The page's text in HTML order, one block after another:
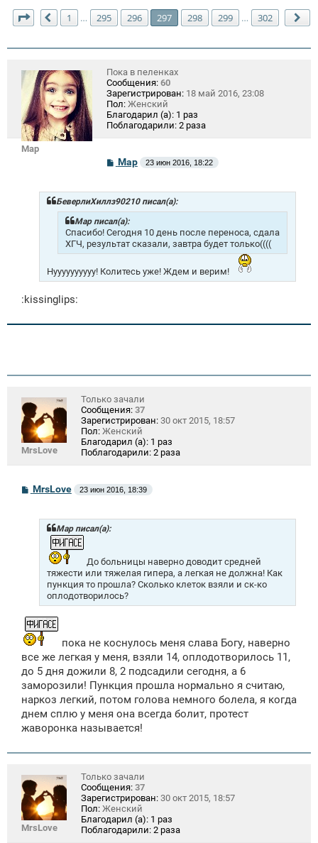
Страница 297 из302
Пред.
1 … 295 296 297 298 299 … 302
Mар
Пока в пеленках
Сообщения: 60
Зарегистрирован: 18 май 2016, 23:08
Пол: Женский
Благодарил (а): 1 раз
Поблагодарили: 2 раза
С
б
щ
е
н
и
е
Mар 23 июн 2016, 18:22
БеверлиХиллз90210 писал(а):
Mар писал(а):
Спасибо! Сегодня 10 день после переноса, сдала
ХГЧ, результат сказали, завтра будет только((((
Нуууууууууу! Колитесь уже! Ждем и верим!
:kissinglips:
MrsLove
Только зачали
Сообщения: 37
Зарегистрирован: 30 окт 2015, 18:57
Пол: Женский
Благодарил (а): 1 раз
Поблагодарили: 2 раза
СMrsLove 23 июн 2016, 18:39
Mар писал(а):
До больницы наверно доводит средней
тяжести или тяжелая гипера, а легкая не должна! Как
пункция то прошла? Сколько клеток взяли и ск-ко
оплодотворилось?
пока не коснулось меня слава Богу, наверно
все же легкая у меня, взяли 14, оплодотворилось 11,
до 5 дня дожили 8, 2 подсадили сегодня, а 6
заморозили! Пункция прошла нормально я считаю,
наркоз легкий, потом голова немного болела, я когда
днем сплю у меня она всегда болит, протест
жаворонка называется!
MrsLove
Только зачали
Сообщения: 37
Зарегистрирован: 30 окт 2015, 18:57
Пол: Женский
Благодарил (а): 1 раз
Поблагодарили: 2 раза